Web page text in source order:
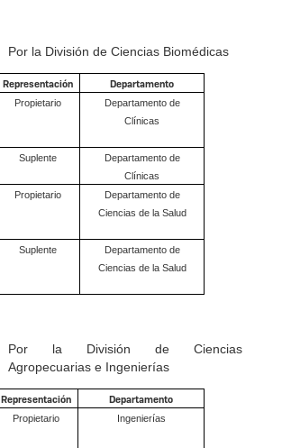
Por la División de Ciencias Biomédicas
Representación Departamento
Propietario
Departamento de
Clínicas
Suplente
Departamento de
Clínicas
Propietario
Departamento de
Ciencias de la Salud
Suplente
Departamento de
Ciencias de la Salud
Por la División de Ciencias
Agropecuarias e Ingenierías
Representación Departamento
Propietario Ingenierías